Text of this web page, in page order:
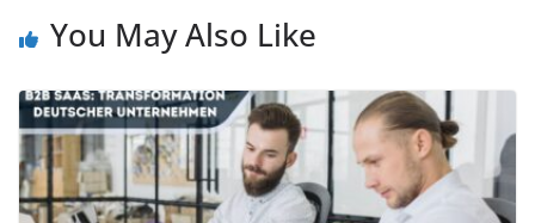
You May Also Like